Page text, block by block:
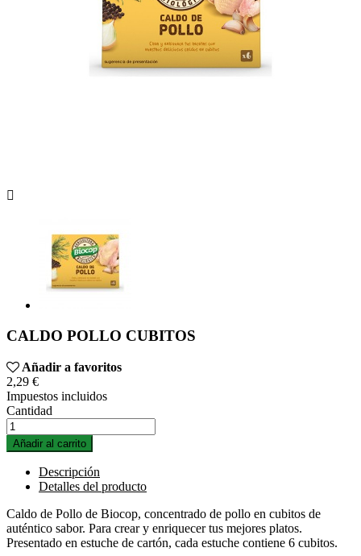

CALDO POLLO CUBITOS
Añadir a favoritos
2,29 €
Impuestos incluidos
Cantidad
Añadir al carrito
Descripción
Detalles del producto
Caldo de Pollo de Biocop, concentrado de pollo en cubitos de
auténtico sabor. Para crear y enriquecer tus mejores platos.
Presentado en estuche de cartón, cada estuche contiene 6 cubitos.